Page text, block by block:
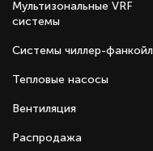
Мультизональные VRF
системы
Системы чиллер-фанкойл
Тепловые насосы
Вентиляция
Распродажа